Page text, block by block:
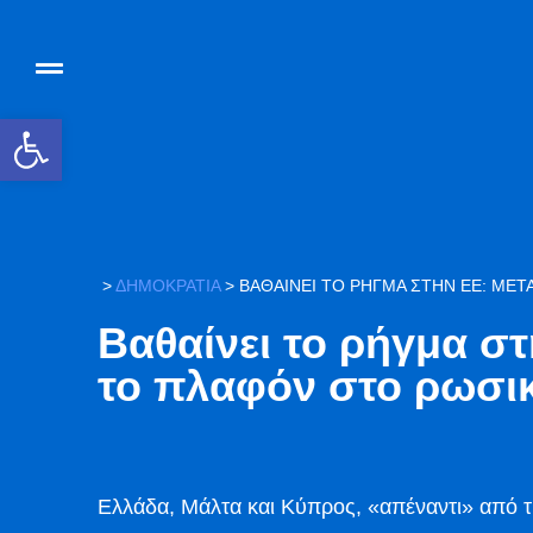
Ανοίξτε τη γραμμή εργαλείων
>ΔΗΜΟΚΡΑΤΙΑ> ΒΑΘΑΊΝΕΙ ΤΟ ΡΉΓΜΑ ΣΤΗΝ ΕΕ:
Βαθαίνει το ρήγμα
το πλαφόν στο
Ελλάδα, Μάλτα και Κύπρος, «απέναντι» από